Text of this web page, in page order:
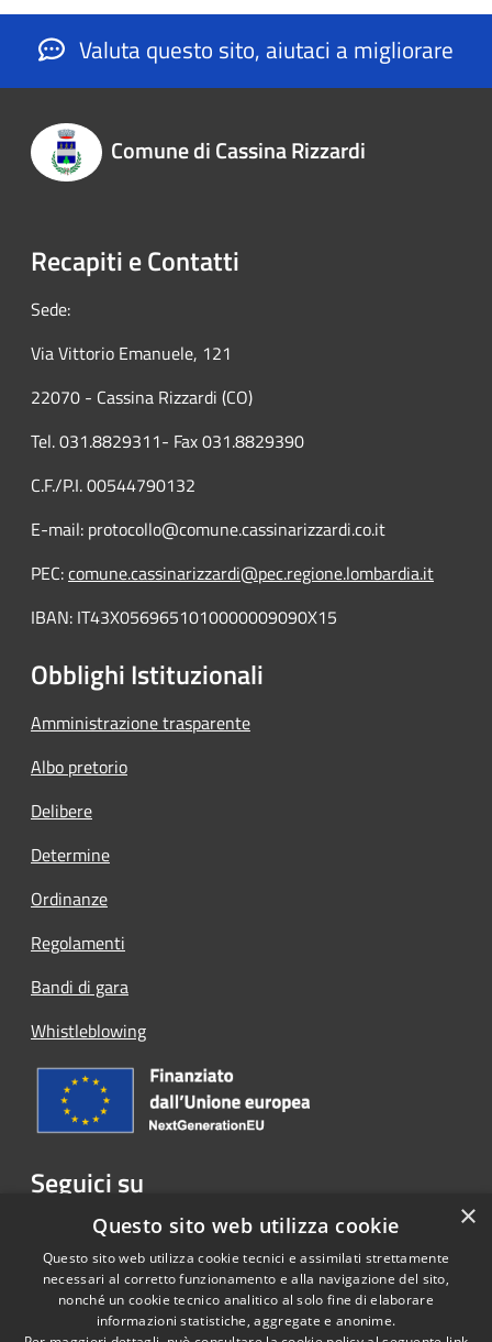
Valuta questo sito, aiutaci a migliorare
Comune di Cassina Rizzardi
Recapiti e Contatti
Sede:
Via Vittorio Emanuele, 121
22070 - Cassina Rizzardi (CO)
Tel. 031.8829311- Fax 031.8829390
C.F./P.I. 00544790132
E-mail: protocollo@comune.cassinarizzardi.co.it
PEC:comune.cassinarizzardi@pec.regione.lombardia.it
IBAN: IT43X0569651010000009090X15
Obblighi Istituzionali
Amministrazione trasparente
Albo pretorio
Delibere
Determine
Ordinanze
Regolamenti
Bandi di gara
Whistleblowing
Seguici su
Facebook
Copyright © 2026 • Comune di
×
Questo sito web utilizza cookie
Questo sito web utilizza cookie tecnici e assimilati strettamente
necessari al corretto funzionamento e alla navigazione del sito,
nonché un cookie tecnico analitico al solo fine di elaborare
informazioni statistiche, aggregate e anonime.